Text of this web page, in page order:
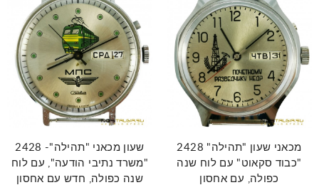
שעון מכאני "תהילה"- 2428
"משרד נתיבי הודעה", עם לוח
שנה כפולה, חדש עם אחסון
מכאני שעון "תהילה" 2428
"כבוד סקאוט" עם לוח שנה
כפולה, עם אחסון